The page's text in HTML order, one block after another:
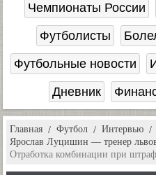
Чемпионаты России
Футболисты
Футбольные новости
Дневник
Главная Футбол Интервью
Ярослав Луцишин — тренер
Отработка комбинации при